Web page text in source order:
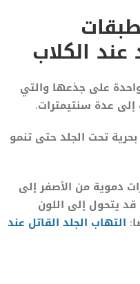
عند الكلاب
على جذعها والتي
عدة سنتيمترات.
تحت الجلد حتى تنمو
دموية من الأصفر إلى
يتحول إلى اللون
التهاب الجلد القاتل عند